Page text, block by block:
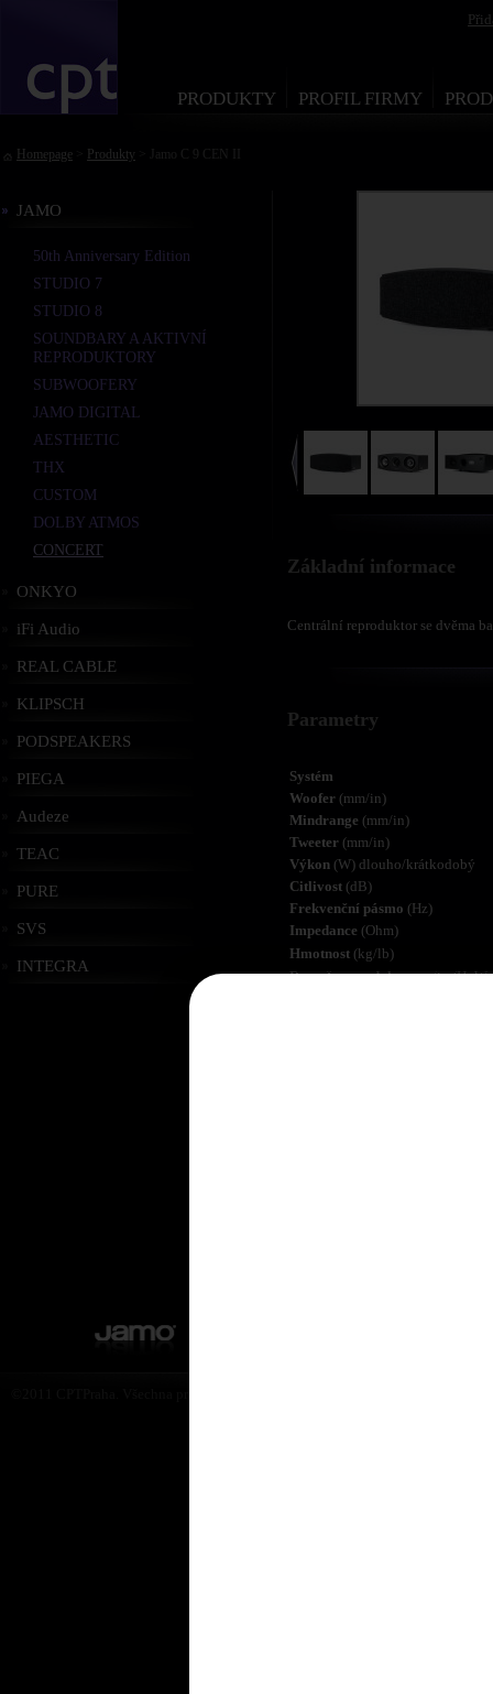
PRODUKTY PROFIL FIRMY
Homepage Produkty > Jamo C 9 CEN II
JAMO
50th Anniversary Edition
STUDIO 7
STUDIO 8
SOUNDBARY A AKTIVNÍ
REPRODUKTORY
SUBWOOFERY
JAMO DIGITAL
AESTHETIC
THX
CUSTOM
DOLBY ATMOS
CONCERT
ONKYO
iFi Audio
REAL CABLE
KLIPSCH
PODSPEAKERS
PIEGA
Audeze
TEAC
PURE
SVS
INTEGRA
Základní informace
Centrální reproduktor se dvěma
Parametry
Systém
Woofer (mm/in)
Mindrange (mm/in)
Tweeter (mm/in)
Výkon (W) dlouho/krátkodobý
Citlivost (dB)
Frekvenční pásmo (Hz)
Impedance (Ohm)
Hmotnost (kg/lb)
Rozměry produktumm/in